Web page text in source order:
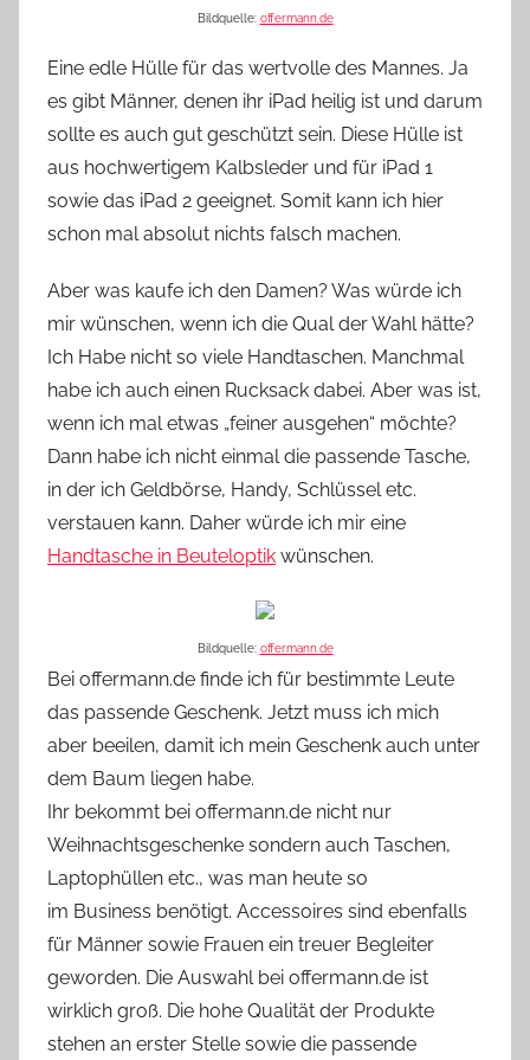
Bildquelle: offermann.de
Eine edle Hülle für das wertvolle des Mannes. Ja
es gibt Männer, denen ihr iPad heilig ist und darum
sollte es auch gut geschützt sein. Diese Hülle ist
aus hochwertigem Kalbsleder und für iPad 1
sowie das iPad 2 geeignet. Somit kann ich hier
schon mal absolut nichts falsch machen.
Aber was kaufe ich den Damen? Was würde ich
mir wünschen, wenn ich die Qual der Wahl hätte?
Ich Habe nicht so viele Handtaschen. Manchmal
habe ich auch einen Rucksack dabei. Aber was ist,
wenn ich mal etwas „feiner ausgehen“ möchte?
Dann habe ich nicht einmal die passende Tasche,
in der ich Geldbörse, Handy, Schlüssel etc.
verstauen kann. Daher würde ich mir eine
Handtasche in Beuteloptik wünschen.
Bildquelle: offermann.de
Bei offermann.de finde ich für bestimmte Leute
das passende Geschenk. Jetzt muss ich mich
aber beeilen, damit ich mein Geschenk auch unter
dem Baum liegen habe.
Ihr bekommt bei offermann.de nicht nur
Weihnachtsgeschenke sondern auch Taschen,
Laptophüllen etc., was man heute so
im Business benötigt. Accessoires sind ebenfalls
für Männer sowie Frauen ein treuer Begleiter
geworden. Die Auswahl bei offermann.de ist
wirklich groß. Die hohe Qualität der Produkte
stehen an erster Stelle sowie die passende